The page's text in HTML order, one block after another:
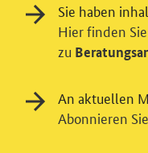
Einwilligung in
Sie haben
Hier finden
zu
An aktuellen
Abonnieren